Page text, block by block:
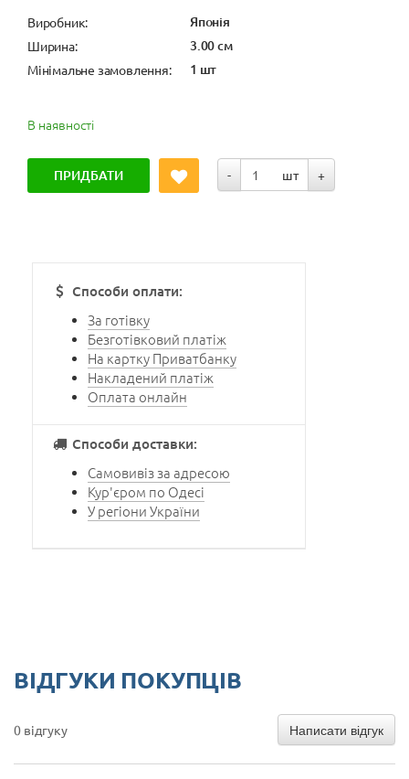
Виробник: Японія
Ширина: 3.00 см
Мінімальне замовлення: 1 шт
В наявності
ПРИДБАТИ - шт +
Способи оплати:
За готівку
Безготівковий платіж
На картку Приватбанку
Накладений платіж
Оплата онлайн
Способи доставки:
Самовивіз за адресою
Кур'єром по Одесі
У регіони України
ВІДГУКИ ПОКУПЦІВ
0 відгуку Написати відгук